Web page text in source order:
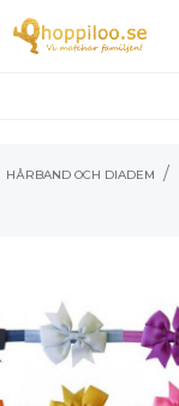
HÅRBAND OCH DIADEM